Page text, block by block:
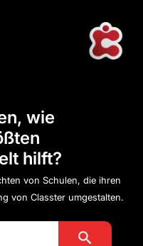
wie
hilft?
von Schulen, die ihren
von Classter umgestalten.
Search Button